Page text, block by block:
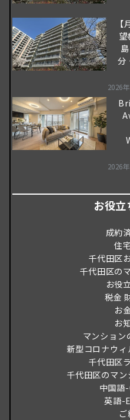
望
分
2026
2026
お役立
成約
住
千代田区
千代田区の
お役
税金
お
お
マンション
新型コロナウ
千代田区
千代田区のマ
中国語
英語-